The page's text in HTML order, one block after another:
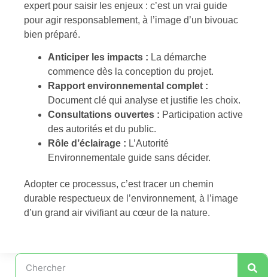
expert pour saisir les enjeux : c’est un vrai guide
pour agir responsablement, à l’image d’un bivouac
bien préparé.
Anticiper les impacts : La démarche
commence dès la conception du projet.
Rapport environnemental complet :
Document clé qui analyse et justifie les choix.
Consultations ouvertes : Participation active
des autorités et du public.
Rôle d’éclairage : L’Autorité
Environnementale guide sans décider.
Adopter ce processus, c’est tracer un chemin
durable respectueux de l’environnement, à l’image
d’un grand air vivifiant au cœur de la nature.